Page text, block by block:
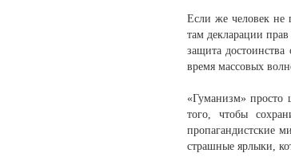
Если же человек не
там декларации
защита
время массовых
«Гуманизм» просто
того, чтобы
пропагандистские
страшные ярлыки,